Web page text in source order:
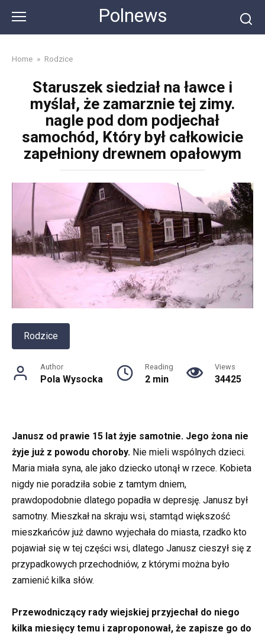
content
Polnews
Home » Rodzice
Staruszek siedział na ławce i
myślał, że zamarznie tej zimy.
nagle pod dom podjechał
samochód, Który był całkowicie
zapełniony drewnem opałowym
Rodzice
Author
Pola Wysocka
Reading
2 min
Views
34425
Janusz od prawie 15 lat żyje samotnie. Jego żona nie
żyje już z powodu choroby. Nie mieli wspólnych dzieci.
Maria miała syna, ale jako dziecko utonął w rzece. Kobieta
nigdy nie poradziła sobie z tamtym dniem,
prawdopodobnie dlatego popadła w depresję. Janusz był
samotny. Mieszkał na skraju wsi, stamtąd większość
mieszkańców już dawno wyjechała do miasta, rzadko kto
pojawiał się w tej części wsi, dlatego Janusz cieszył się z
przypadkowych przechodniów, z którymi można było
zamienić kilka słów.
Przewodniczący rady wiejskiej przyjechał do niego
kilka miesięcy temu i zaproponował, że zapisze go do